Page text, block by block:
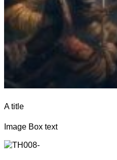
A title
Image Box text